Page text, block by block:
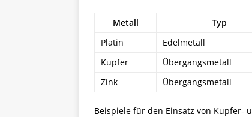
Metall Typ
Platin
Edelmetall
Kupfer
Übergangsmetall
Zink
Übergangsmetall
Beispiele für den Einsatz von Kupfer-